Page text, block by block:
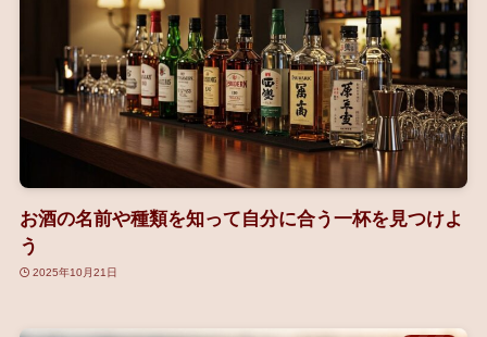
お酒の名前や種類を知って自分に合う一杯を見つけよ
う
2025年10月21日